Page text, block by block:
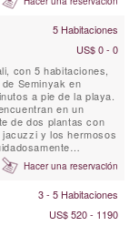
ofrece tres
baños en suite5 Habitaciones
US$ 0 - 0
con 5 habitaciones,
Seminyak en
a pie de la playa.
en un
de dos plantas con
y los hermosos
cuenta con dos suites
baja, cada una con
incluyen una lujosa
Hacer una reservación
3 - 5 Habitaciones
US$ 520 - 1190